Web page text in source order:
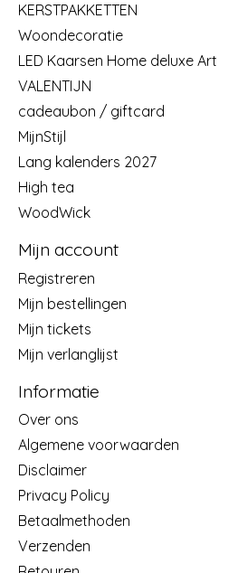
KERSTPAKKETTEN
Woondecoratie
LED Kaarsen Home deluxe Art
VALENTIJN
cadeaubon / giftcard
MijnStijl
Lang kalenders 2027
High tea
WoodWick
Mijn account
Registreren
Mijn bestellingen
Mijn tickets
Mijn verlanglijst
Informatie
Over ons
Algemene voorwaarden
Disclaimer
Privacy Policy
Betaalmethoden
Verzenden